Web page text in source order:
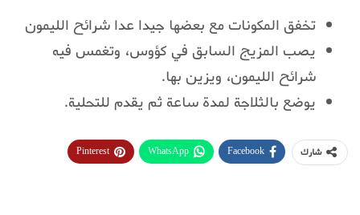
تخفق المكونات مع بعضها جيدا عدا شرائح الليمون
يصب المزيج السابق في كؤوس، وتغمس فيه
شرائح الليمون، ويزين بها.
يوضع بالثلاجة لمدة ساعة ثم يقدم للتحلية.
شارك Facebook
WhatsApp
Pinterest